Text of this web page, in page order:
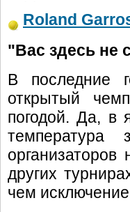
Roland
"Вас здесь не
В последние
открытый
погодой. Да, в
других
чем